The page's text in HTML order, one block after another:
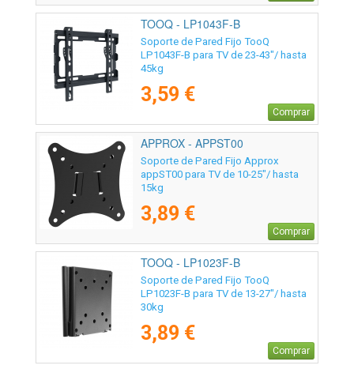
TOOQ - LP1043F-B
Soporte de Pared Fijo TooQ
LP1043F-B para TV de 23-43"/ hasta
45kg
3,59 €
Comprar
APPROX - APPST00
Soporte de Pared Fijo Approx
appST00 para TV de 10-25"/ hasta
15kg
3,89 €
Comprar
TOOQ - LP1023F-B
Soporte de Pared Fijo TooQ
LP1023F-B para TV de 13-27"/ hasta
30kg
3,89 €
Comprar